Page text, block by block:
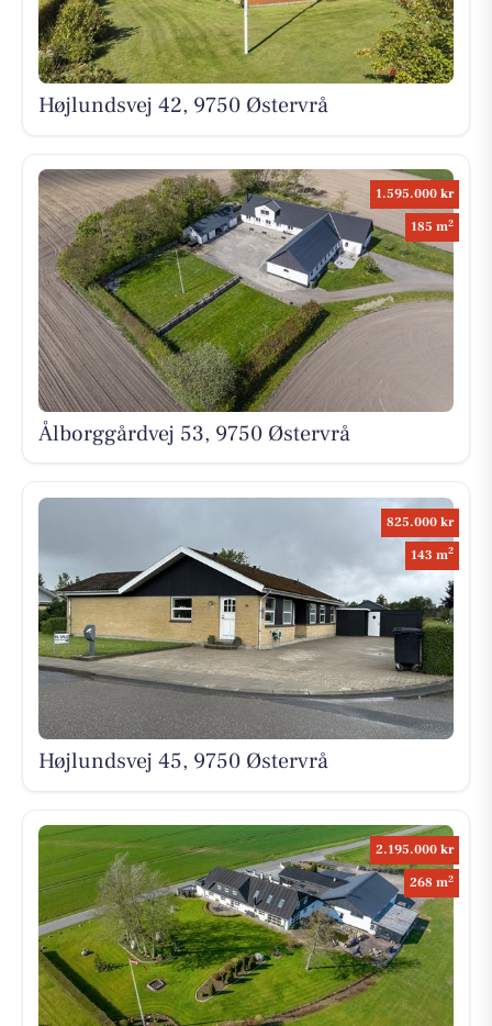
Højlundsvej 42, 9750 Østervrå
1.595.000 kr
185 m2
Ålborggårdvej 53, 9750 Østervrå
825.000 kr
143 m2
Højlundsvej 45, 9750 Østervrå
2.195.000 kr
268 m2